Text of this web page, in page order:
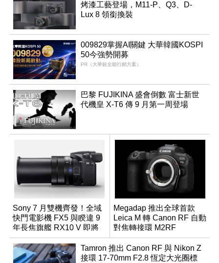
烤漆工藝登場，M11-P、Q3、D-
Lux 8 領銜換裝
009829掌握AI關鍵 大華韓國KOSPI
50今強勢開募
PR（大華銀全能行銷方案）
巴黎 FUJIKINA 盛會倒數 富士新世
代機皇 X-T6 傳 9 月第一周登場
Sony 7 月雙機齊發！全域
快門電影機 FX5 與睽違 9
年長焦旗艦 RX10 V 即將
登場
Megadap 推出全球首款
Leica M 轉 Canon RF 自動
對焦轉接環 M2RF
Tamron 推出 Canon RF 與 Nikon Z
接環 17-70mm F2.8 恆定大光圈標